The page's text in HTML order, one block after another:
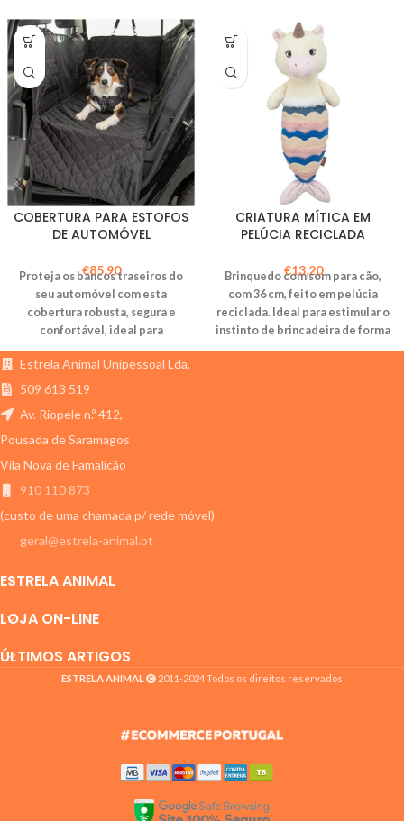
COBERTURA PARA ESTOFOS
DE AUTOMÓVEL
€85,90
Proteja os bancos traseiros do
seu automóvel com esta
cobertura robusta, segura e
confortável, ideal para
transportar cães em segurança.
CRIATURA MÍTICA EM
PELÚCIA RECICLADA
€13,20
Brinquedo com som para cão,
com 36 cm, feito em pelúcia
reciclada. Ideal para estimular o
instinto de brincadeira de forma
ecológica.
Estrela Animal Unipessoal Lda.
509 613 519
Av. Riopele n.º 412,
Pousada de Saramagos
Vila Nova de Famalicão
910 110 873
(custo de uma chamada p/ rede móvel)
geral@estrela-animal.pt
ESTRELA ANIMAL
LOJA ON-LINE
ÚLTIMOS ARTIGOS
ESTRELA ANIMAL 2011-2024 Todos os direitos reservados